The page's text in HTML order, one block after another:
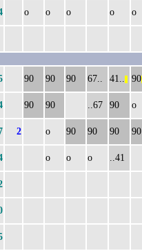
о о о о
о
90 90 90 67.. 41.. 90
90 90 ..67 90
о
2 о 90 90 90
90
о о о
..41